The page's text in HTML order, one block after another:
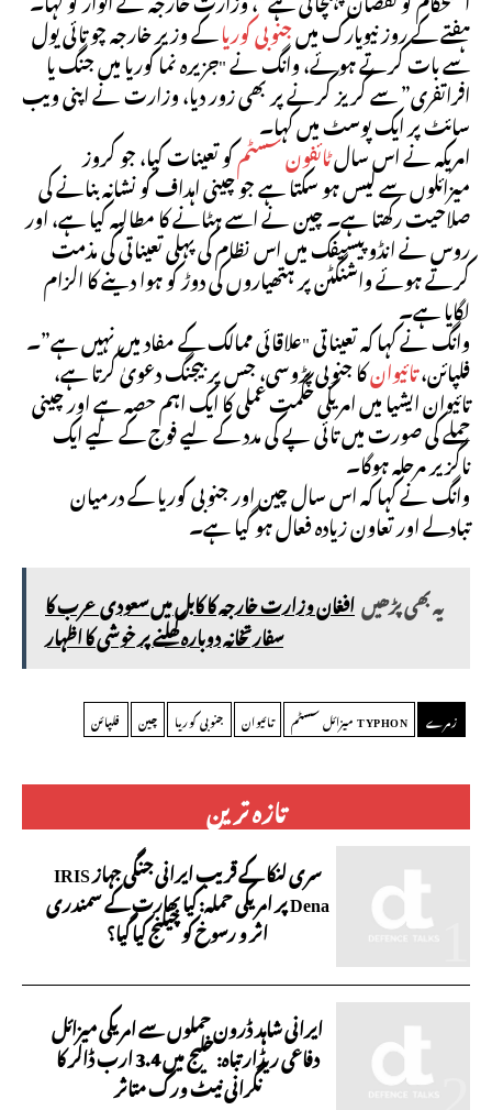
تازہ ترین
سری لنکا کے قریب ایرانی جنگی جہاز IRIS
Dena پر امریکی حملہ: کیا بھارت کے سمندری
اثر و رسوخ کو چیلنج کیا گیا؟
ایرانی شاہد ڈرون حملوں سے امریکی میزائل
دفاعی ریڈار تباہ: خلیج میں 3.4 ارب ڈالر کا
نگرانی نیٹ ورک متاثر
ہفتے کے روز نیویارک میںجنوبی کوریاکے وزیر خارجہ چو تائی یول
سے بات کرتے ہوئے، وانگ نے "جزیرہ نما کوریا میں جنگ یا
افراتفری” سے گریز کرنے پر بھی زور دیا، وزارت نے اپنی ویب
سائٹ پر ایک پوسٹ میں کہا۔
امریکہ نے اس سالٹائفون سسٹمکو تعینات کیا، جو کروز
میزائلوں سے لیس ہو سکتا ہے جو چینی اہداف کو نشانہ بنانے کی
صلاحیت رکھتا ہے۔ چین نے اسے ہٹانے کا مطالبہ کیا ہے، اور
روس نے انڈو پیسیفک میں اس نظام کی پہلی تعیناتی کی مذمت
کرتے ہوئے واشنگٹن پر ہتھیاروں کی دوڑ کو ہوا دینے کا الزام
لگایا ہے۔
وانگ نے کہا کہ تعیناتی "علاقائی ممالک کے مفاد میں نہیں ہے”۔
فلپائن،تائیوانکا جنوبی پڑوسی، جس پر بیجنگ دعویٰ کرتا ہے،
تائیوان ایشیا میں امریکی حکمت عملی کا ایک اہم حصہ ہے اور چینی
حملے کی صورت میں تائی پے کی مدد کے لیے فوج کے لیے ایک
ناگزیر مرحلہ ہوگا۔
وانگ نے کہا کہ اس سال چین اور جنوبی کوریا کے درمیان
تبادلے اور تعاون زیادہ فعال ہو گیا ہے۔
یہ بھی پڑھیںافغان وزارت خارجہ کا کابل میں سعودی عرب کا
سفارتخانہ دوبارہ کھلنے پر خوشی کا اظہار
زمرے TYPHON میزائل سسٹم تائیوان جنوبی کوریا چین فلپائن